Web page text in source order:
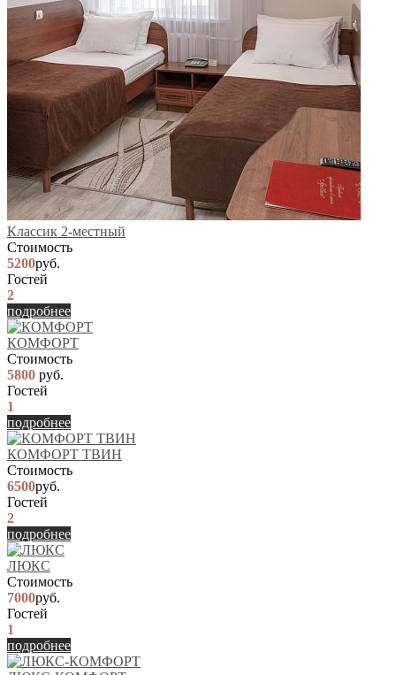
Классик 2-местный
Стоимость
5200руб.
Гостей
2
подробнее
КОМФОРТ
Стоимость
5800 руб.
Гостей
1
подробнее
КОМФОРТ ТВИН
Стоимость
6500руб.
Гостей
2
подробнее
ЛЮКС
Стоимость
7000руб.
Гостей
1
подробнее